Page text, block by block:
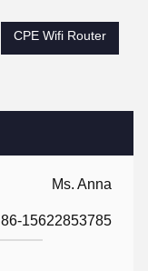
Ms. Anna
86-15622853785
CPE Wifi Router